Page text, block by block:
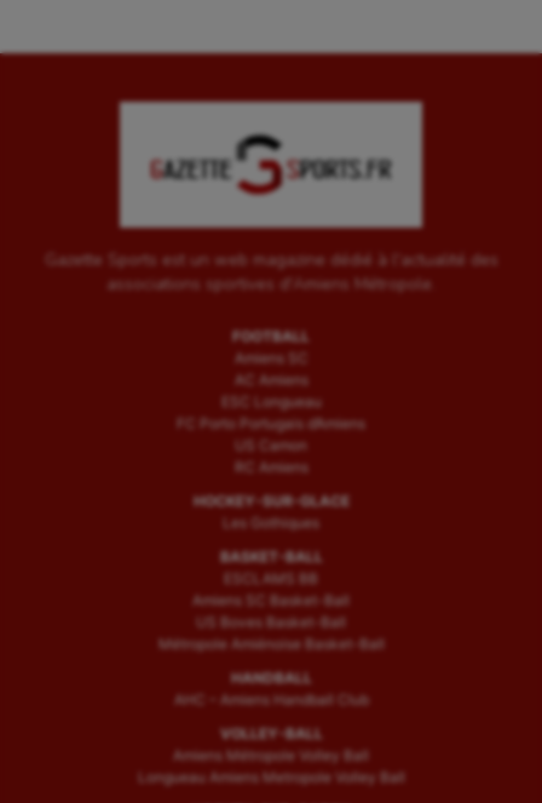
Gazette Sports est un web magazine dédié à l'actualité des
associations sportives d'Amiens Métropole.
FOOTBALL
Amiens SC
AC Amiens
ESC Longueau
FC Porto Portugais d’Amiens
US Camon
RC Amiens
HOCKEY-SUR-GLACE
Les Gothiques
BASKET-BALL
ESCLAMS BB
Amiens SC Basket-Ball
US Boves Basket-Ball
Métropole Amiénoise Basket-Ball
HANDBALL
AHC – Amiens Handball Club
VOLLEY-BALL
Amiens Métropole Volley Ball
Longueau Amiens Metropole Volley Ball